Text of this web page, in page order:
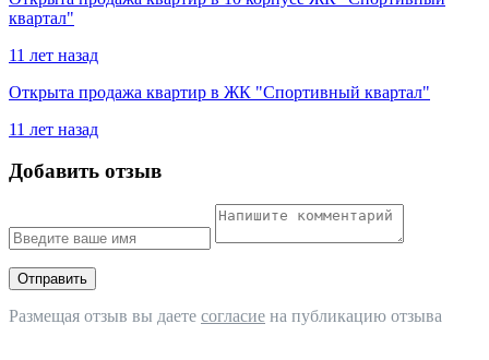
квартал"
11 лет назад
Открыта продажа квартир в ЖК "Спортивный квартал"
11 лет назад
Добавить отзыв
Отправить
Размещая отзыв вы даете согласие на публикацию отзыва